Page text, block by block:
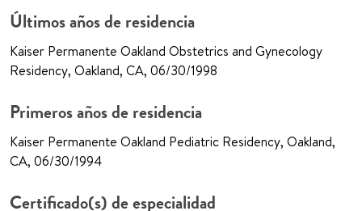
Últimos años de residencia
Kaiser Permanente Oakland Obstetrics and Gynecology
Residency, Oakland, CA, 06/30/1998
Primeros años de residencia
Kaiser Permanente Oakland Pediatric Residency, Oakland,
CA, 06/30/1994
Certificado(s) de especialidad